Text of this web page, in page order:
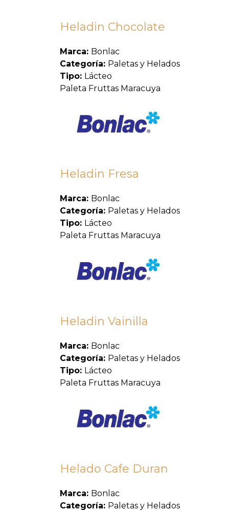
Heladin Chocolate
Marca: Bonlac
Categoría: Paletas y Helados
Tipo: Lácteo
Paleta Fruttas Maracuya
Heladin Fresa
Marca: Bonlac
Categoría: Paletas y Helados
Tipo: Lácteo
Paleta Fruttas Maracuya
Heladin Vainilla
Marca: Bonlac
Categoría: Paletas y Helados
Tipo: Lácteo
Paleta Fruttas Maracuya
Helado Cafe Duran
Marca: Bonlac
Categoría: Paletas y Helados